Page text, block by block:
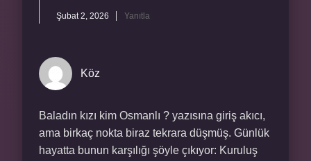
Şubat 2, 2026 Yanıtla
Köz
Baladın kızı kim Osmanlı ? yazısına giriş akıcı,
ama birkaç nokta biraz tekrara düşmüş. Günlük
hayatta bunun karşılığı şöyle çıkıyor: Kuruluş